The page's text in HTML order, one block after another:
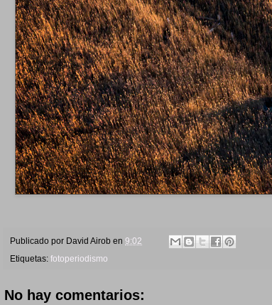
Publicado por David Airob en 9:02
Etiquetas: fotoperiodismo
No hay comentarios: